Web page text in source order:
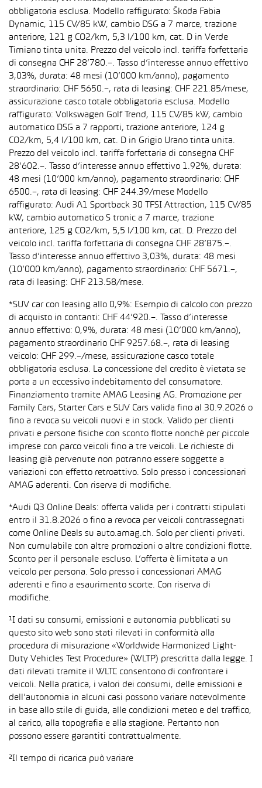
obbligatoria esclusa. Modello raffigurato: Škoda Fabia
Dynamic, 115 CV/85 kW, cambio DSG a 7 marce, trazione
anteriore, 121 g CO2/km, 5,3 l/100 km, cat. D in Verde
Timiano tinta unita. Prezzo del veicolo incl. tariffa forfettaria
di consegna CHF 28’780.–. Tasso d’interesse annuo effettivo
3,03%, durata: 48 mesi (10’000 km/anno), pagamento
straordinario: CHF 5650.–, rata di leasing: CHF 221.85/mese,
assicurazione casco totale obbligatoria esclusa. Modello
raffigurato: Volkswagen Golf Trend, 115 CV/85 kW, cambio
automatico DSG a 7 rapporti, trazione anteriore, 124 g
CO2/km, 5,4 l/100 km, cat. D in Grigio Urano tinta unita.
Prezzo del veicolo incl. tariffa forfettaria di consegna CHF
28’602.–. Tasso d’interesse annuo effettivo 1.92%, durata:
48 mesi (10’000 km/anno), pagamento straordinario: CHF
6500.–, rata di leasing: CHF 244.39/mese Modello
raffigurato: Audi A1 Sportback 30 TFSI Attraction, 115 CV/85
kW, cambio automatico S tronic a 7 marce, trazione
anteriore, 125 g CO2/km, 5,5 l/100 km, cat. D. Prezzo del
veicolo incl. tariffa forfettaria di consegna CHF 28’875.–.
Tasso d’interesse annuo effettivo 3,03%, durata: 48 mesi
(10’000 km/anno), pagamento straordinario: CHF 5671.–,
rata di leasing: CHF 213.58/mese.
*SUV car con leasing allo 0,9%: Esempio di calcolo con prezzo
di acquisto in contanti: CHF 44’920.–. Tasso d’interesse
annuo effettivo: 0,9%, durata: 48 mesi (10’000 km/anno),
pagamento straordinario CHF 9257.68.–, rata di leasing
veicolo: CHF 299.–/mese, assicurazione casco totale
obbligatoria esclusa. La concessione del credito è vietata se
porta a un eccessivo indebitamento del consumatore.
Finanziamento tramite AMAG Leasing AG. Promozione per
Family Cars, Starter Cars e SUV Cars valida fino al 30.9.2026 o
fino a revoca su veicoli nuovi e in stock. Valido per clienti
privati e persone fisiche con sconto flotte nonché per piccole
imprese con parco veicoli fino a tre veicoli. Le richieste di
leasing già pervenute non potranno essere soggette a
variazioni con effetto retroattivo. Solo presso i concessionari
AMAG aderenti. Con riserva di modifiche.
*Audi Q3 Online Deals: offerta valida per i contratti stipulati
entro il 31.8.2026 o fino a revoca per veicoli contrassegnati
come Online Deals su auto.amag.ch. Solo per clienti privati.
Non cumulabile con altre promozioni o altre condizioni flotte.
Sconto per il personale escluso. L’offerta è limitata a un
veicolo per persona. Solo presso i concessionari AMAG
aderenti e fino a esaurimento scorte. Con riserva di
modifiche.
¹I dati su consumi, emissioni e autonomia pubblicati su
questo sito web sono stati rilevati in conformità alla
procedura di misurazione «Worldwide Harmonized Light-
Duty Vehicles Test Procedure» (WLTP) prescritta dalla legge. I
dati rilevati tramite il WLTC consentono di confrontare i
veicoli. Nella pratica, i valori dei consumi, delle emissioni e
dell’autonomia in alcuni casi possono variare notevolmente
in base allo stile di guida, alle condizioni meteo e del traffico,
al carico, alla topografia e alla stagione. Pertanto non
possono essere garantiti contrattualmente.
²Il tempo di ricarica può variare